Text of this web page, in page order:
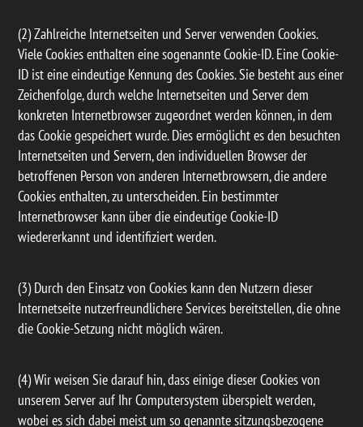
(2) Zahlreiche Internetseiten und Server verwenden Cookies.
Viele Cookies enthalten eine sogenannte Cookie-ID. Eine Cookie-
ID ist eine eindeutige Kennung des Cookies. Sie besteht aus einer
Zeichenfolge, durch welche Internetseiten und Server dem
konkreten Internetbrowser zugeordnet werden können, in dem
das Cookie gespeichert wurde. Dies ermöglicht es den besuchten
Internetseiten und Servern, den individuellen Browser der
betroffenen Person von anderen Internetbrowsern, die andere
Cookies enthalten, zu unterscheiden. Ein bestimmter
Internetbrowser kann über die eindeutige Cookie-ID
wiedererkannt und identifiziert werden.
(3) Durch den Einsatz von Cookies kann den Nutzern dieser
Internetseite nutzerfreundlichere Services bereitstellen, die ohne
die Cookie-Setzung nicht möglich wären.
(4) Wir weisen Sie darauf hin, dass einige dieser Cookies von
unserem Server auf Ihr Computersystem überspielt werden,
wobei es sich dabei meist um so genannte sitzungsbezogene